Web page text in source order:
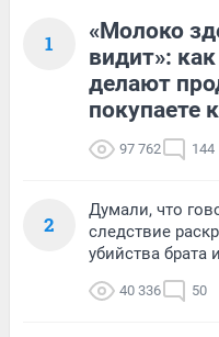
1
«Молоко
видит»:
делают
покупаете
97 762 144
2
Думали, что
следствие
убийства
40 336 50